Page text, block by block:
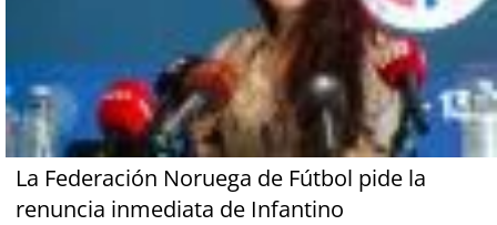
La Federación Noruega de Fútbol pide la
renuncia inmediata de Infantino